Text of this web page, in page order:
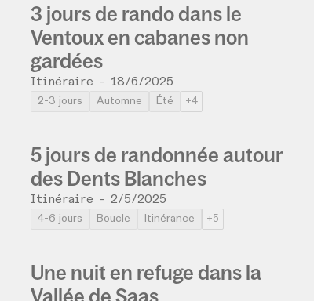
3 jours de rando dans le
Ventoux en cabanes non
gardées
Itinéraire - 18/6/2025
2-3 jours Automne Été +4
5 jours de randonnée autour
des Dents Blanches
Itinéraire - 2/5/2025
4-6 jours Boucle Itinérance +5
Une nuit en refuge dans la